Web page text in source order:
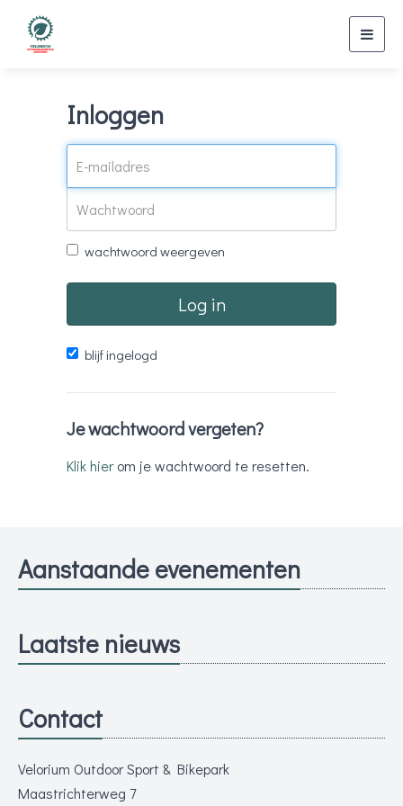
Inloggen
wachtwoord weergeven
Log in
blijf ingelogd
Je wachtwoord vergeten?
Klik hierom je wachtwoord te resetten.
Aanstaande evenementen
Laatste nieuws
Contact
Velorium Outdoor Sport & Bikepark
Maastrichterweg 7